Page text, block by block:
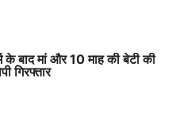
के बाद मां और 10 माह की बेटी की
गिरफ्तार